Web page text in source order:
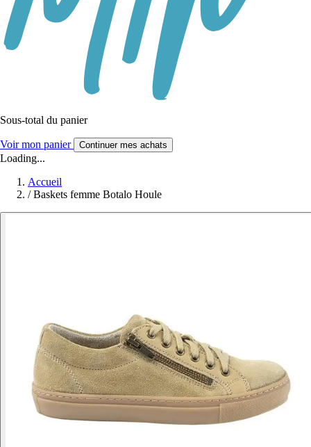
Sous-total du panier
Voir mon panier Continuer mes achats
Loading...
Accueil
/ Baskets femme Botalo Houle